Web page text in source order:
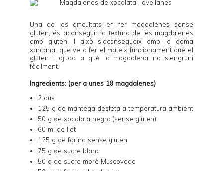
Una de les dificultats en fer magdalenes sense
gluten, és aconseguir la textura de les magdalenes
amb gluten. I això s'aconsegueix amb la goma
xantana, que ve a fer el mateix funcionament que el
gluten i ajuda a què la magdalena no s'engruni
fàcilment.
Ingredients: (per a unes 18 magdalenes)
2 ous
125 g de mantega desfeta a temperatura ambient
50 g de xocolata negra (sense gluten)
60 ml de llet
125 g de farina sense gluten
75 g de sucre blanc
50 g de sucre morè Muscovado